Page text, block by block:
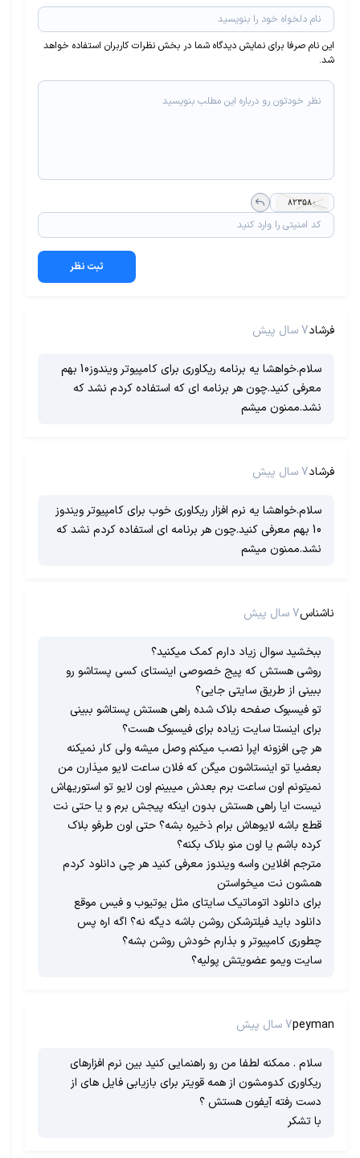
این نام صرفا برای نمایش دیدگاه شما در بخش نظرات کاربران استفاده خواهد
شد.
ثبت نظر
فرشاد7 سال پیش
سلام.خواهشا یه برنامه ریکاوری برای کامپیوتر ویندوز10 بهم
معرفی کنید.چون هر برنامه ای که استفاده کردم نشد که
نشد.ممنون میشم
فرشاد7 سال پیش
سلام.خواهشا یه نرم افزار ریکاوری خوب برای کامپیوتر ویندوز
10 بهم معرفی کنید.چون هر برنامه ای استفاده کردم نشد که
نشد.ممنون میشم
ناشناس7 سال پیش
ببخشید سوال زیاد دارم کمک میکنید؟
روشی هستش که پیج خصوصی اینستای کسی پستاشو رو
ببینی از طریق سایتی جایی؟
تو فیسبوک صفحه بلاک شده راهی هستش پستاشو ببینی
برای اینستا سایت زیاده برای فیسبوک هست؟
هر چی افزونه اپرا نصب میکنم وصل میشه ولی کار نمیکنه
بعضیا تو اینستاشون میگن که فلان ساعت لایو میذارن من
نمیتونم اون ساعت برم بعدش میبینم اون لایو تو استوریهاش
نیست ایا راهی هستش بدون اینکه پیجش برم و یا حتی نت
قطع باشه لایوهاش برام ذخیره بشه؟ حتی اون طرفو بلاک
کرده باشم یا اون منو بلاک بکنه؟
مترجم افلاین واسه ویندوز معرفی کنید هر چی دانلود کردم
همشون نت میخواستن
برای دانلود اتوماتیک سایتای مثل یوتیوب و فیس موقع
دانلود باید فیلترشکن روشن باشه دیگه نه؟ اگه اره پس
چطوری کامپیوتر و بذارم خودش روشن بشه؟
سایت ویمو عضویتش پولیه؟
peyman7 سال پیش
سلام . ممکنه لطفا من رو راهنمایی کنید بین نرم افزارهای
ریکاوری کدومشون از همه قویتر برای بازیابی فایل های از
دست رفته آیفون هستش ؟
با تشکر